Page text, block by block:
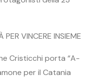
PER VINCERE INSIEME
Cristicchi porta “A-
per il Catania